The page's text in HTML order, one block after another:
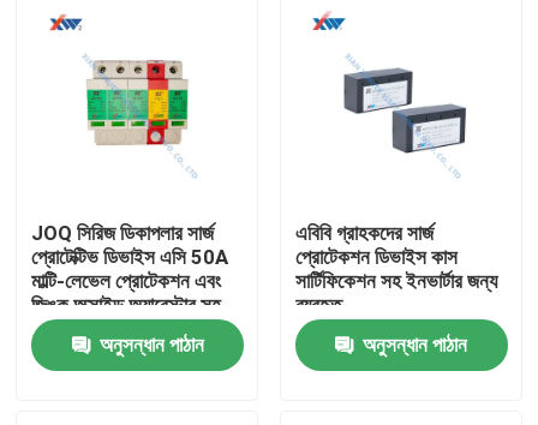
JOQ সিরিজ ডিকাপলার সার্জ
প্রোটেক্টিভ ডিভাইস এসি 50A
মাল্টি-লেভেল প্রোটেকশন এবং
জিঙ্ক অক্সাইড অ্যারেস্টার সহ
35মিমি রেল ইনস্টলেশনের জন্য
অনুসন্ধান পাঠান
এবিবি গ্রাহকদের সার্জ
প্রোটেকশন ডিভাইস কাস
সার্টিফিকেশন সহ ইনভার্টার জন্য
ব্যবহৃত
অনুসন্ধান পাঠান